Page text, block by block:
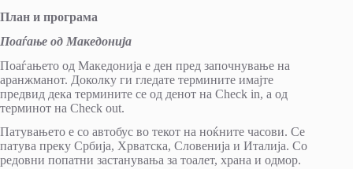
План и програма
Поаѓање од Македонија
Поаѓањето од Македонија е ден пред започнување на
аранжманот. Доколку ги гледате термините имајте
предвид дека термините се од денот на Check in, а од
терминот на Check out.
Патувањето е со автобус во текот на ноќните часови. Се
патува преку Србија, Хрватска, Словенија и Италија. Со
редовни попатни застанувања за тоалет, храна и одмор.